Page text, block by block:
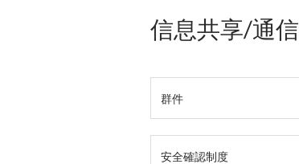
信息共享/通信
群件
安全確認制度